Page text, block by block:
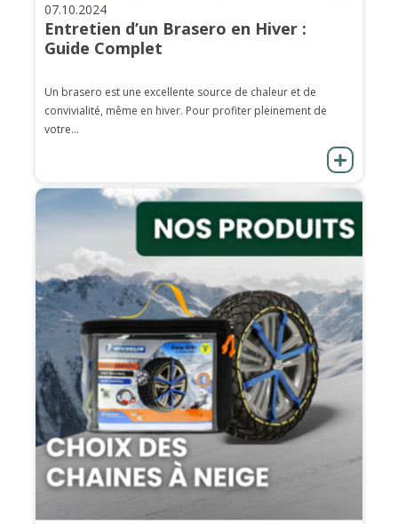
07.10.2024
Entretien d’un Brasero en Hiver :
Guide Complet
Un brasero est une excellente source de chaleur et de
convivialité, même en hiver. Pour profiter pleinement de
votre...